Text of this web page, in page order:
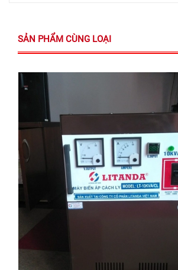
SẢN PHẨM CÙNG LOẠI